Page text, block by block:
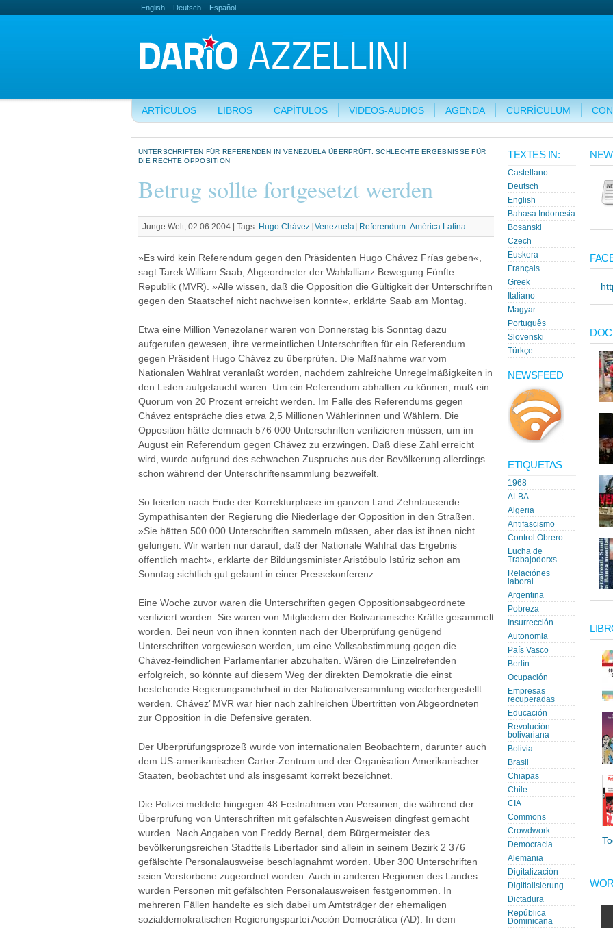
English Deutsch Español
ARTÍCULOS LIBROS CAPÍTULOS VIDEOS-AUDIOS AGENDA CURRÍCULUM
UNTERSCHRIFTEN FÜR REFERENDEN IN VENEZUELA ÜBERPRÜFT. SCHLECHTE ERGEBNISSE FÜR
DIE RECHTE OPPOSITION
Betrug sollte fortgesetzt werden
Junge Welt, 02.06.2004 | Tags: Hugo Chávez Venezuela Referendum América Latina
»Es wird kein Referendum gegen den Präsidenten Hugo Chávez Frías geben«,
sagt Tarek William Saab, Abgeordneter der Wahlallianz Bewegung Fünfte
Republik (MVR). »Alle wissen, daß die Opposition die Gültigkeit der Unterschriften
gegen den Staatschef nicht nachweisen konnte«, erklärte Saab am Montag.
Etwa eine Million Venezolaner waren von Donnerstag bis Sonntag dazu
aufgerufen gewesen, ihre vermeintlichen Unterschriften für ein Referendum
gegen Präsident Hugo Chávez zu überprüfen. Die Maßnahme war vom
Nationalen Wahlrat veranlaßt worden, nachdem zahlreiche Unregelmäßigkeiten in
den Listen aufgetaucht waren. Um ein Referendum abhalten zu können, muß ein
Quorum von 20 Prozent erreicht werden. Im Falle des Referendums gegen
Chávez entspräche dies etwa 2,5 Millionen Wählerinnen und Wählern. Die
Opposition hätte demnach 576 000 Unterschriften verifizieren müssen, um im
August ein Referendum gegen Chávez zu erzwingen. Daß diese Zahl erreicht
wird, wurde aufgrund des schwachen Zuspruchs aus der Bevölkerung allerdings
schon während der Unterschriftensammlung bezweifelt.
So feierten nach Ende der Korrekturphase im ganzen Land Zehntausende
Sympathisanten der Regierung die Niederlage der Opposition in den Straßen.
»Sie hätten 500 000 Unterschriften sammeln müssen, aber das ist ihnen nicht
gelungen. Wir warten nur darauf, daß der Nationale Wahlrat das Ergebnis
öffentlich macht«, erklärte der Bildungsminister Aristóbulo Istúriz schon am
Sonntag sichtlich gut gelaunt in einer Pressekonferenz.
Eine Woche zuvor waren die Unterschriften gegen Oppositionsabgeordnete
verifiziert worden. Sie waren von Mitgliedern der Bolivarianische Kräfte gesammelt
worden. Bei neun von ihnen konnten nach der Überprüfung genügend
Unterschriften vorgewiesen werden, um eine Volksabstimmung gegen die
Chávez-feindlichen Parlamentarier abzuhalten. Wären die Einzelrefenden
erfolgreich, so könnte auf diesem Weg der direkten Demokratie die einst
bestehende Regierungsmehrheit in der Nationalversammlung wiederhergestellt
werden. Chávez’ MVR war hier nach zahlreichen Übertritten von Abgeordneten
zur Opposition in die Defensive geraten.
Der Überprüfungsprozeß wurde von internationalen Beobachtern, darunter auch
dem US-amerikanischen Carter-Zentrum und der Organisation Amerikanischer
Staaten, beobachtet und als insgesamt korrekt bezeichnet.
Die Polizei meldete hingegen 48 Festnahmen von Personen, die während der
Überprüfung von Unterschriften mit gefälschten Ausweisen dingfest gemacht
wurden. Nach Angaben von Freddy Bernal, dem Bürgermeister des
bevölkerungsreichen Stadtteils Libertador sind allein in seinem Bezirk 2 376
gefälschte Personalausweise beschlagnahmt worden. Über 300 Unterschriften
seien Verstorbene zugeordnet worden. Auch in anderen Regionen des Landes
wurden Personen mit gefälschten Personalausweisen festgenommen. In
mehreren Fällen handelte es sich dabei um Amtsträger der ehemaligen
sozialdemokratischen Regierungspartei Acción Democrática (AD). In dem
TEXTES IN:
Castellano
Deutsch
English
Bahasa Indonesia
Bosanski
Czech
Euskera
Français
Greek
Italiano
Magyar
Português
Slovenski
Türkçe
NEWSFEED
ETIQUETAS
1968
ALBA
Algeria
Antifascismo
Control Obrero
Lucha de
Trabajodorxs
Relaciónes
laboral
Argentina
Pobreza
Insurrección
Autonomia
País Vasco
Berlín
Ocupación
Empresas
recuperadas
Educación
Revolución
bolivariana
Bolivia
Brasil
Chiapas
Chile
CIA
Commons
Crowdwork
Democracia
Alemania
Digitalización
Digitialisierung
Dictadura
República
Dominicana